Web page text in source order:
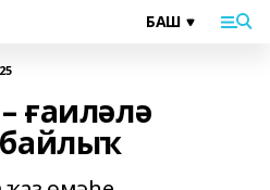
ғаиләлә